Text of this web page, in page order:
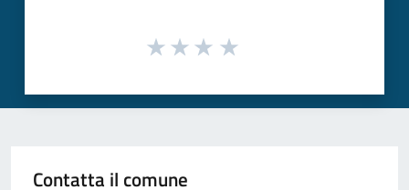
Contatta il comune